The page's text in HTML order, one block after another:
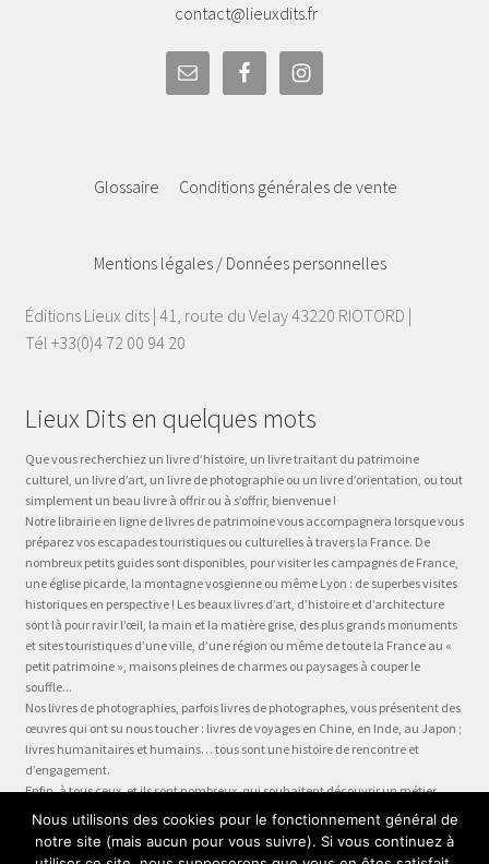
contact@lieuxdits.fr
Glossaire Conditions générales de vente
Mentions légales / Données personnelles
Éditions Lieux dits | 41, route du Velay 43220 RIOTORD |
Tél +33(0)4 72 00 94 20
Lieux Dits en quelques mots
Que vous recherchiez un livre d’histoire, un livre traitant du patrimoine
culturel, un livre d’art, un livre de photographie ou un livre d’orientation, ou tout
simplement un beau livre à offrir ou à s’offrir, bienvenue !
Notre librairie en ligne de livres de patrimoine vous accompagnera lorsque vous
préparez vos escapades touristiques ou culturelles à travers la France. De
nombreux petits guides sont disponibles, pour visiter les campagnes de France,
une église picarde, la montagne vosgienne ou même Lyon : de superbes visites
historiques en perspective ! Les beaux livres d’art, d’histoire et d’architecture
sont là pour ravir l’œil, la main et la matière grise, des plus grands monuments
et sites touristiques d’une ville, d’une région ou même de toute la France au «
petit patrimoine », maisons pleines de charmes ou paysages à couper le
souffle...
Nos livres de photographies, parfois livres de photographes, vous présentent des
œuvres qui ont su nous toucher : livres de voyages en Chine, en Inde, au Japon ;
livres humanitaires et humains… tous sont une histoire de rencontre et
d’engagement.
Enfin, à tous ceux, et ils sont nombreux, qui souhaitent découvrir un métier,
préparer leur formation ou choisir leur orientation, à la question « quel métier ?
» nous dédions la collection Être, véritable panorama du monde du travail, plus
qu’un guide des métiers, plus qu’une fiche métier… un test métier, un « stage
Nous utilisons des cookies pour le fonctionnement général de
notre site (mais aucun pour vous suivre). Si vous continuez à